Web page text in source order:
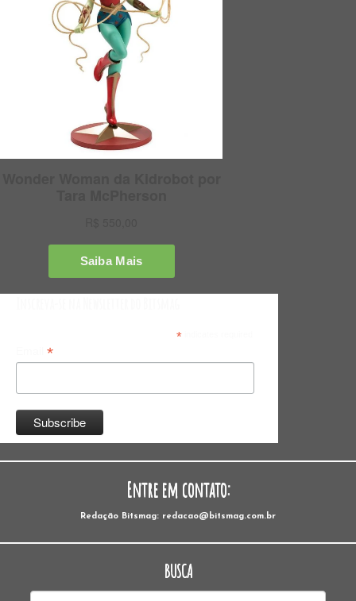
*indicates required
*
Entre em contato:
Redação Bitsmag: redacao@bitsmag.com.br
BUSCA